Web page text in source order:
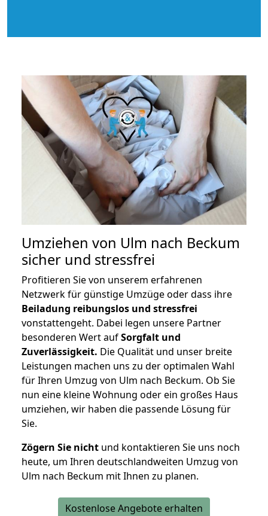
Umziehen von Ulm nach Beckum
sicher und stressfrei
Profitieren Sie von unserem erfahrenen
Netzwerk für günstige Umzüge oder dass ihre
Beiladung reibungslos und stressfrei
vonstattengeht. Dabei legen unsere Partner
besonderen Wert aufSorgfalt und
Zuverlässigkeit. Die Qualität und unser breite
Leistungen machen uns zu der optimalen Wahl
für Ihren Umzug von Ulm nach Beckum. Ob Sie
nun eine kleine Wohnung oder ein großes Haus
umziehen, wir haben die passende Lösung für
Sie.
Zögern Sie nicht und kontaktieren Sie uns noch
heute, um Ihren deutschlandweiten Umzug von
Ulm nach Beckum mit Ihnen zu planen.
Kostenlose Angebote erhalten